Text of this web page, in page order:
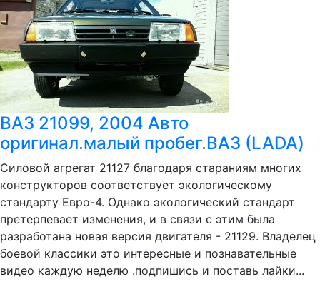
ВАЗ 21099, 2004 Авто
оригинал.малый пробег.ВАЗ (LADA)
Силовой агрегат 21127 благодаря стараниям многих
конструкторов соответствует экологическому
стандарту Евро-4. Однако экологический стандарт
претерпевает изменения, и в связи с этим была
разработана новая версия двигателя - 21129. Владелец
боевой классики это интересные и познавательные
видео каждую неделю .подпишись и поставь лайки...